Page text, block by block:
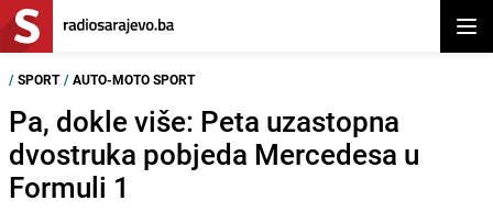
/ SPORT / AUTO-MOTO SPORT
Pa, dokle više: Peta uzastopna
dvostruka pobjeda Mercedesa u
Formuli 1